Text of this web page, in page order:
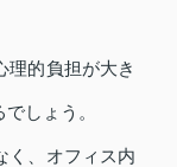
理的負担が大き
しょう。
く、オフィス内